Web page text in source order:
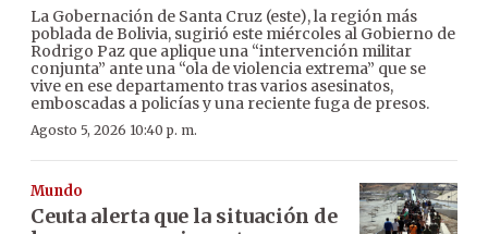
La Gobernación de Santa Cruz (este), la región más
poblada de Bolivia, sugirió este miércoles al Gobierno de
Rodrigo Paz que aplique una “intervención militar
conjunta” ante una “ola de violencia extrema” que se
vive en ese departamento tras varios asesinatos,
emboscadas a policías y una reciente fuga de presos.
Agosto 5, 2026 10:40 p. m.
Mundo
Ceuta alerta que la situación de